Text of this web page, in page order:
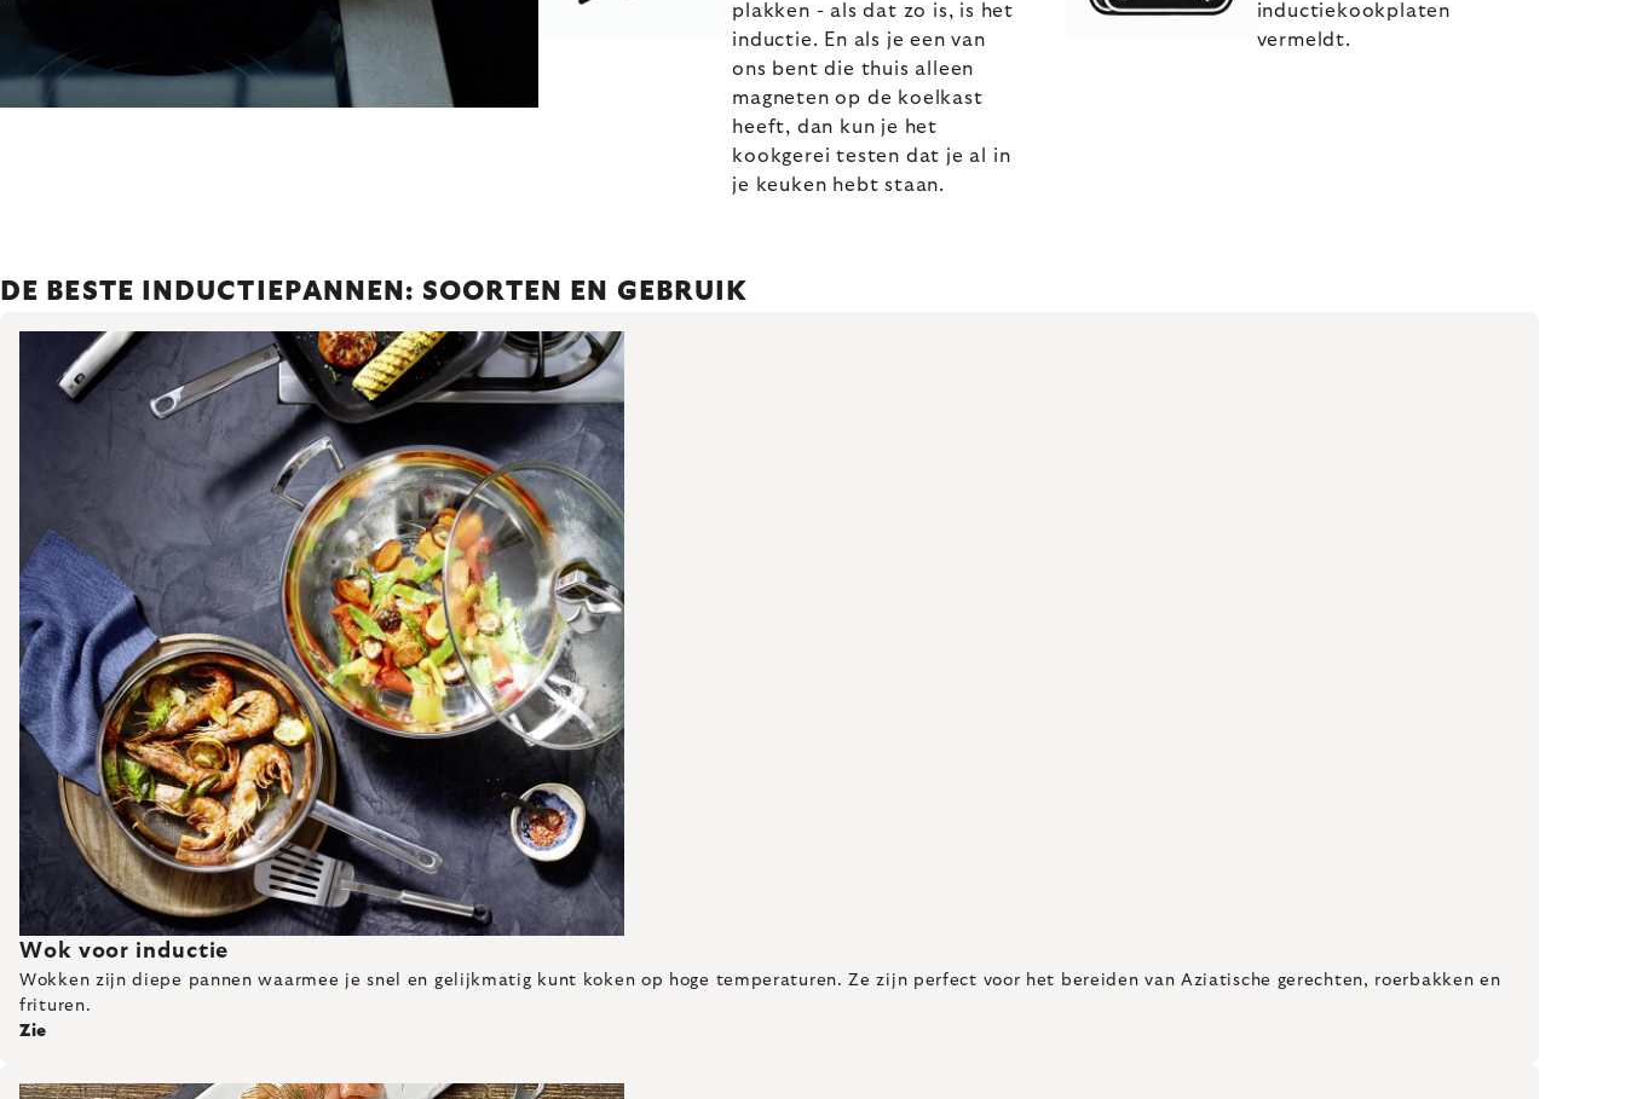
plakken - als dat zo is, is het
inductie. En als je een van
ons bent die thuis alleen
magneten op de koelkast
heeft, dan kun je het
kookgerei testen dat je al in
je keuken hebt staan.
inductiekookplaten
vermeldt.
DE BESTE INDUCTIEPANNEN: SOORTEN EN GEBRUIK
Wok voor inductie
Wokken zijn diepe pannen waarmee je snel en gelijkmatig kunt koken op hoge temperaturen. Ze zijn perfect voor het bereiden van Aziatische gerechten, roerbakken en
frituren.
Zie